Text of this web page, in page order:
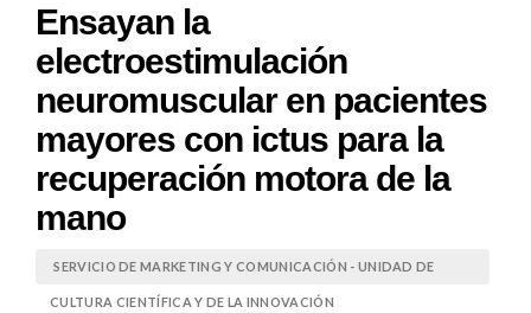
Ensayan la
electroestimulación
neuromuscular en pacientes
mayores con ictus para la
recuperación motora de la
mano
SERVICIO DE MARKETING Y COMUNICACIÓN - UNIDAD DE
CULTURA CIENTÍFICA Y DE LA INNOVACIÓN